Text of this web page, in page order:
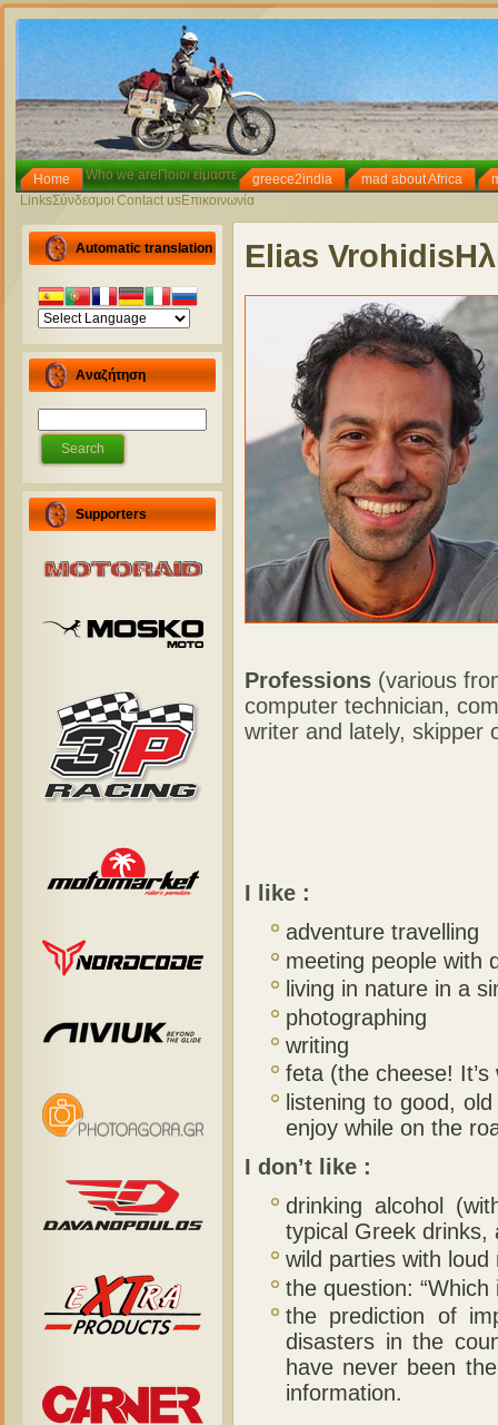
Home Who we areΠοιοι είμαστε greece2india mad about Africa
LinksΣύνδεσμοι Contact usΕπικοινωνία
Automatic translation
Αναζήτηση
Supporters
Elias Vrohidis
Professions (various
computer technician,
writer and lately, skipper
I like :
adventure travelling
meeting people with
living in nature in a
photographing
writing
feta (the cheese!
listening to good,
enjoy while on the
I don’t like :
drinking alcohol
typical Greek drinks,
wild parties with
the question:
the prediction of
disasters in the
have never been
information.